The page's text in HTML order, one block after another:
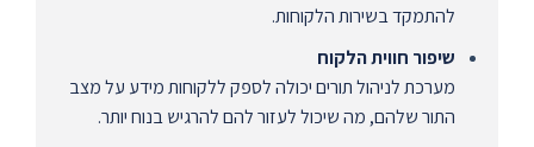
להתמקד בשירות הלקוחות.
שיפור חווית הלקוח
מערכת לניהול תורים יכולה לספק ללקוחות מידע על מצב
התור שלהם, מה שיכול לעזור להם להרגיש בנוח יותר.